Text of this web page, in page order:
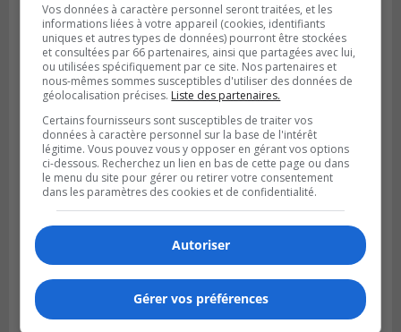
SAINT-CATHERINE
Publié le 30 juillet 2026 à 07h58
Sainte-Catherine prolonge son aide
financière au Complexe Le Partage
Vos données à caractère personnel seront traitées, et les
informations liées à votre appareil (cookies, identifiants
uniques et autres types de données) pourront être stockées
et consultées par 66 partenaires, ainsi que partagées avec lui,
ou utilisées spécifiquement par ce site. Nos partenaires et
nous-mêmes sommes susceptibles d'utiliser des données de
géolocalisation précises. Liste des partenaires.
Certains fournisseurs sont susceptibles de traiter vos
données à caractère personnel sur la base de l'intérêt
légitime. Vous pouvez vous y opposer en gérant vos options
ci-dessous. Recherchez un lien en bas de cette page ou dans
le menu du site pour gérer ou retirer votre consentement
dans les paramètres des cookies et de confidentialité.
Autoriser
Gérer vos préférences